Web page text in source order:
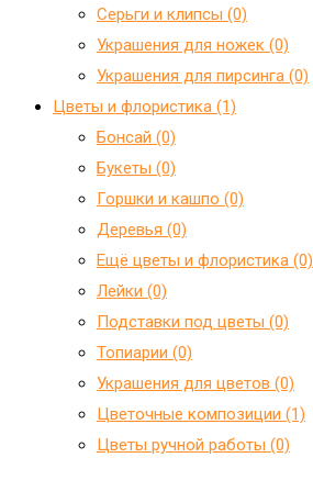
Серьги и клипсы (0)
Украшения для ножек (0)
Украшения для пирсинга (0)
Цветы и флористика (1)
Бонсай (0)
Букеты (0)
Горшки и кашпо (0)
Деревья (0)
Ещё цветы и флористика (0)
Лейки (0)
Подставки под цветы (0)
Топиарии (0)
Украшения для цветов (0)
Цветочные композиции (1)
Цветы ручной работы (0)